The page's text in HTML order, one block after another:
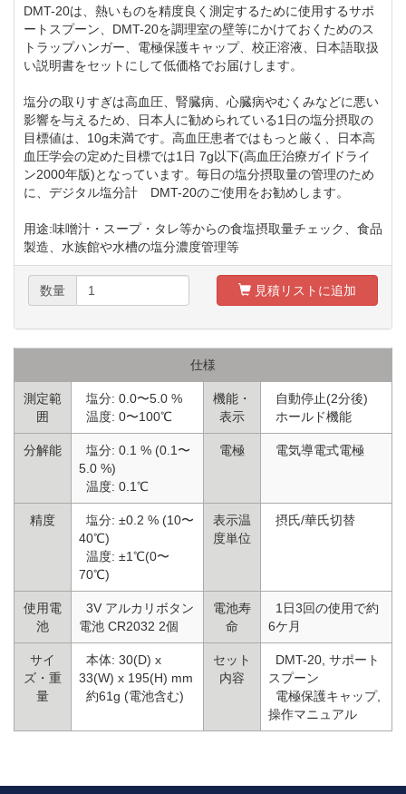
DMT-20は、熱いものを精度良く測定するために使用するサポ
ートスプーン、DMT-20を調理室の壁等にかけておくためのス
トラップハンガー、電極保護キャップ、校正溶液、日本語取扱
い説明書をセットにして低価格でお届けします。
塩分の取りすぎは高血圧、腎臓病、心臓病やむくみなどに悪い
影響を与えるため、日本人に勧められている1日の塩分摂取の
目標値は、10g未満です。高血圧患者ではもっと厳く、日本高
血圧学会の定めた目標では1日 7g以下(高血圧治療ガイドライ
ン2000年版)となっています。毎日の塩分摂取量の管理のため
に、デジタル塩分計 DMT-20のご使用をお勧めします。
用途:味噌汁・スープ・タレ等からの食塩摂取量チェック、食品
製造、水族館や水槽の塩分濃度管理等
数量 見積リストに追加
仕様
測定範
囲
塩分: 0.0〜5.0 %
温度: 0〜100℃
機能・
表示
自動停止(2分後)
ホールド機能
分解能
塩分: 0.1 % (0.1〜
5.0 %)
温度: 0.1℃
電極 電気導電式電極
精度
塩分: ±0.2 % (10〜
40℃)
温度: ±1℃(0〜
70℃)
表示温
度単位
摂氏/華氏切替
使用電
池
3V アルカリボタン
電池 CR2032 2個
電池寿
命
1日3回の使用で約
6ケ月
サイ
ズ・重
量
本体: 30(D) x
33(W) x 195(H) mm
約61g (電池含む)
セット
内容
DMT-20, サポート
スプーン
電極保護キャップ,
操作マニュアル